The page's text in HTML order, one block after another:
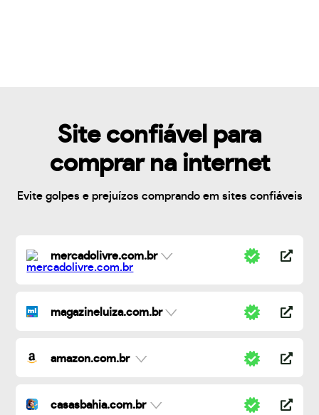
Site confiável para
comprar na internet
Evite golpes e prejuízos comprando em sites confiáveis
mercadolivre.com.br
magazineluiza.com.br
amazon.com.br
casasbahia.com.br